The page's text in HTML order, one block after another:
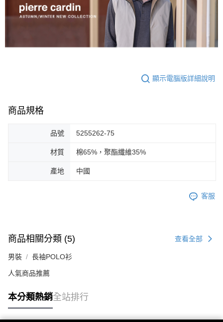
顯示電腦版詳細說明
商品規格
品號 5255262-75
材質 棉65%，聚酯纖維35%
產地 中國
客服
商品相關分類 (5) 查看全部
男裝 長袖POLO衫
人氣商品推薦
本分類熱銷全站排行